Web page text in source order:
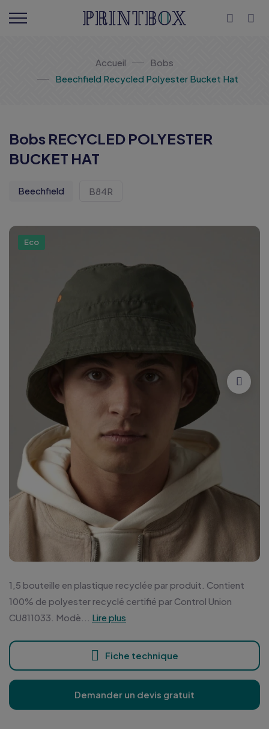
Accueil
Bobs
Beechfield Recycled Polyester Bucket Hat
Eco
Bobs RECYCLED POLYESTER
BUCKET HAT
Beechfield B84R
1,5 bouteille en plastique recyclée par produit. Contient
100% de polyester recyclé certifié par Control Union
CU811033. Modè...
Lire plus
Fiche technique
Demander un devis gratuit